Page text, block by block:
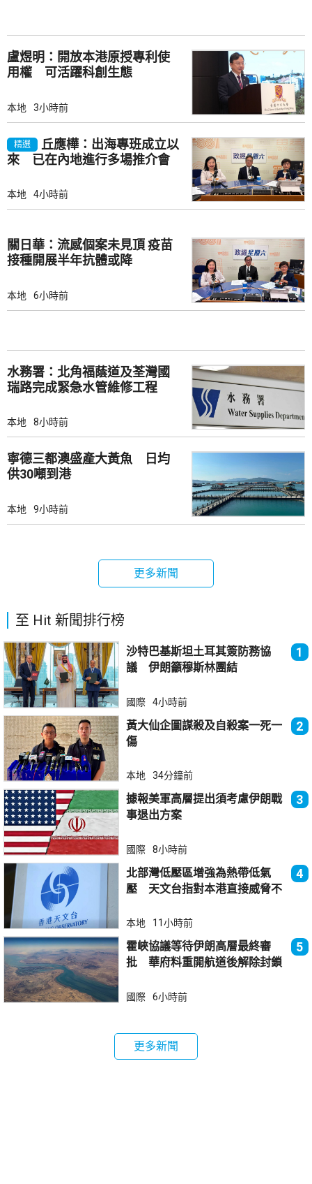
盧煜明：開放本港原授專利使
用權 可活躍科創生態
本地 3小時前
精選
丘應樺：出海專班成立以
來 已在內地進行多場推介會
本地 4小時前
關日華：流感個案未見頂 疫苗
接種開展半年抗體或降
本地 6小時前
水務署：北角福蔭道及荃灣國
瑞路完成緊急水管維修工程
本地 8小時前
寧德三都澳盛產大黃魚 日均
供30噸到港
本地 9小時前
更多新聞
至 Hit 新聞排行榜
沙特巴基斯坦土耳其簽防務協
議 伊朗籲穆斯林團結
1
國際 4小時前
黃大仙企圖謀殺及自殺案一死一
傷
2
本地 34分鐘前
據報美軍高層提出須考慮伊朗戰
事退出方案
3
國際 8小時前
北部灣低壓區增強為熱帶低氣
壓 天文台指對本港直接威脅不
4
本地 11小時前
霍峽協議等待伊朗高層最終審
批 華府料重開航道後解除封鎖
5
國際 6小時前
更多新聞